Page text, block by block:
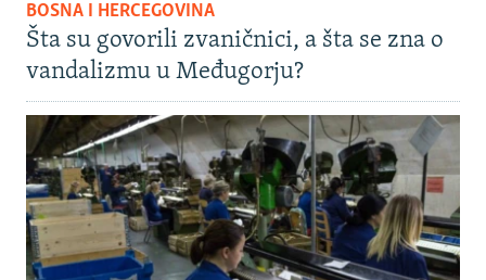
BOSNA I HERCEGOVINA
Šta su govorili zvaničnici, a šta se zna o
vandalizmu u Međugorju?